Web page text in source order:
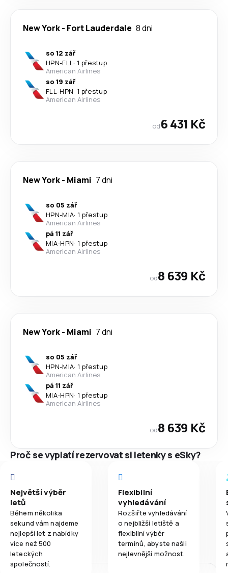
New York- Fort Lauderdale 8 dni
so 12 zář
HPN-FLL· 1 přestup
American Airlines
so 19 zář
FLL-HPN· 1 přestup
American Airlines
od6 431 Kč
New York- Miami 7 dni
so 05 zář
HPN-MIA· 1 přestup
American Airlines
pá 11 zář
MIA-HPN· 1 přestup
American Airlines
od8 639 Kč
New York- Miami 7 dni
so 05 zář
HPN-MIA· 1 přestup
American Airlines
pá 11 zář
MIA-HPN· 1 přestup
American Airlines
od8 639 Kč
Proč se vyplatí rezervovat si letenky s eSky?
Největší výběr
letů
Během několika
sekund vám najdeme
nejlepší let z nabídky
více než 500
leteckých
společností.
Flexibilní
vyhledávání
Rozšiřte vyhledávání
o nejbližší letiště a
flexibilní výběr
termínů, abyste našli
nejlevnější možnost.